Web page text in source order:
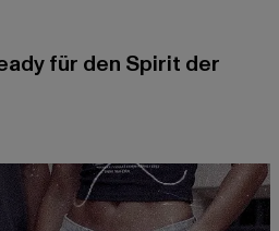
für den Spirit der